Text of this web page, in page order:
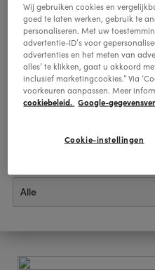
Plaats
Jaar
Wij gebruiken cookies en
goed te laten werken, gebruik te
personaliseren. Met uw
advertentie-ID’s voor
advertenties en het meten van
alles’ te klikken, gaat u akkoord
inclusief marketingcookies.” Via
voorkeuren aanpassen. Meer
cookiebeleid. Google-
Cookie-instellingen